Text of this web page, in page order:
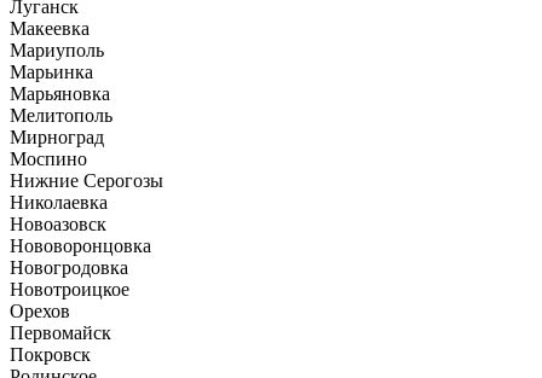
Луганск
Макеевка
Мариуполь
Марьинка
Марьяновка
Мелитополь
Мирноград
Моспино
Нижние Серогозы
Николаевка
Новоазовск
Нововоронцовка
Новогродовка
Новотроицкое
Орехов
Первомайск
Покровск